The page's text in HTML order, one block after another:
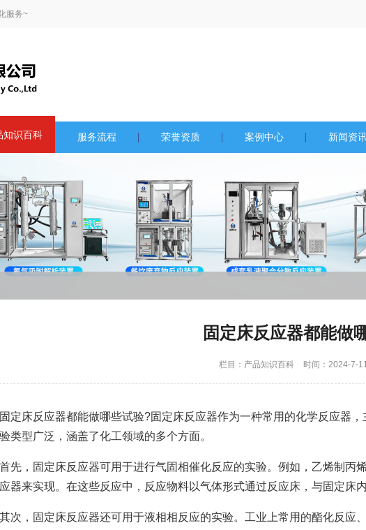
服务~
知识百科 服务流程 荣誉资质 案例中心 新闻资
固定床反应器都能做
栏目： 产品知识百科 时间：2024-7-
固定床反应器都能做哪些试验?固定床反应器作为一种常用的化学反应器
验类型广泛，涵盖了化工领域的多个方面。
首先，固定床反应器可用于进行气固相催化反应的实验。例如，乙烯制丙
应器来实现。在这些反应中，反应物料以气体形式通过反应床，与固定床
其次，固定床反应器还可用于液相相反应的实验。工业上常用的酯化反应